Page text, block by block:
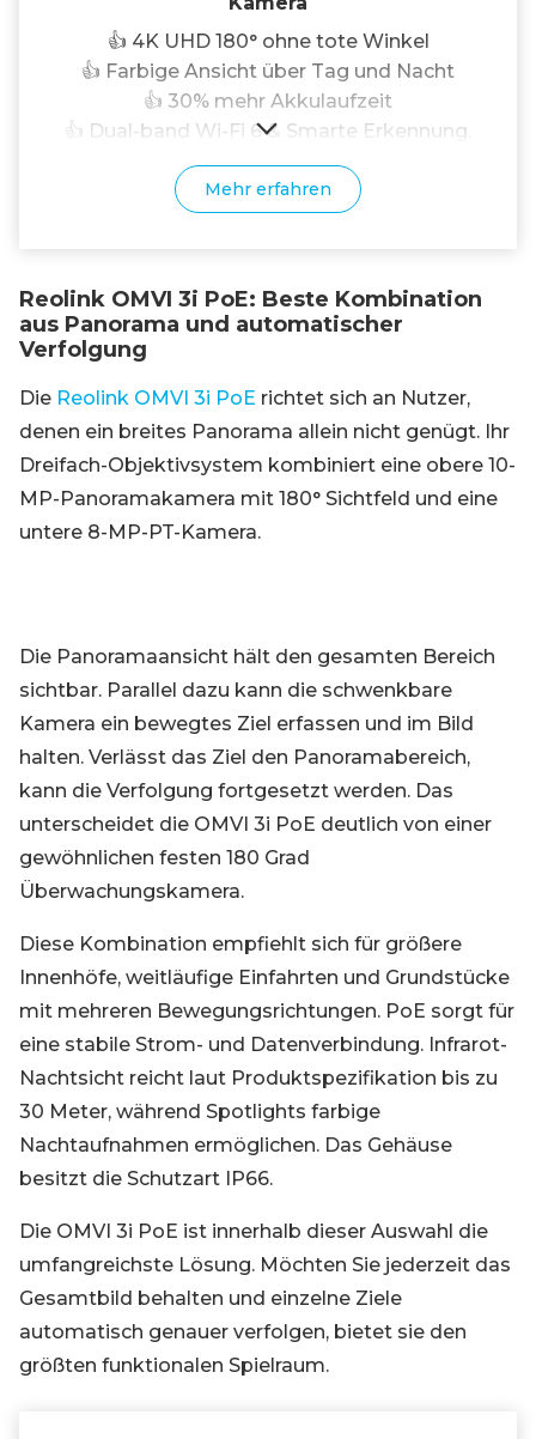
👍 4K UHD 180° ohne tote Winkel
👍 Farbige Ansicht über Tag und Nacht
👍 30% mehr Akkulaufzeit
👍 Dual-band Wi-Fi 6 & Smarte Erkennung.
Mehr erfahren
Reolink OMVI 3i PoE: Beste Kombination
aus Panorama und automatischer
Verfolgung
Die Reolink OMVI 3i PoE richtet sich an Nutzer,
denen ein breites Panorama allein nicht genügt. Ihr
Dreifach-Objektivsystem kombiniert eine obere 10-
MP-Panoramakamera mit 180° Sichtfeld und eine
untere 8-MP-PT-Kamera.
Die Panoramaansicht hält den gesamten Bereich
sichtbar. Parallel dazu kann die schwenkbare
Kamera ein bewegtes Ziel erfassen und im Bild
halten. Verlässt das Ziel den Panoramabereich,
kann die Verfolgung fortgesetzt werden. Das
unterscheidet die OMVI 3i PoE deutlich von einer
gewöhnlichen festen 180 Grad
Überwachungskamera.
Diese Kombination empfiehlt sich für größere
Innenhöfe, weitläufige Einfahrten und Grundstücke
mit mehreren Bewegungsrichtungen. PoE sorgt für
eine stabile Strom- und Datenverbindung. Infrarot-
Nachtsicht reicht laut Produktspezifikation bis zu
30 Meter, während Spotlights farbige
Nachtaufnahmen ermöglichen. Das Gehäuse
besitzt die Schutzart IP66.
Die OMVI 3i PoE ist innerhalb dieser Auswahl die
umfangreichste Lösung. Möchten Sie jederzeit das
Gesamtbild behalten und einzelne Ziele
automatisch genauer verfolgen, bietet sie den
größten funktionalen Spielraum.